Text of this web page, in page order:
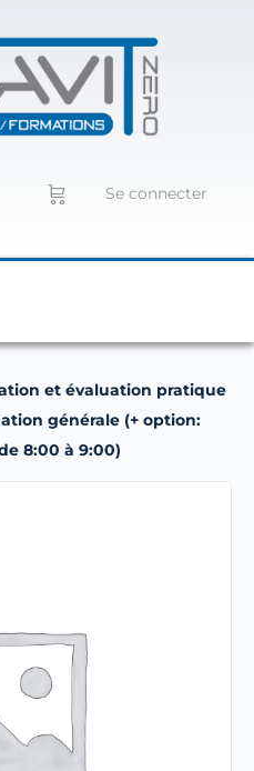
Se connecter
et évaluation pratique
générale (+ option:
8:00 à 9:00)